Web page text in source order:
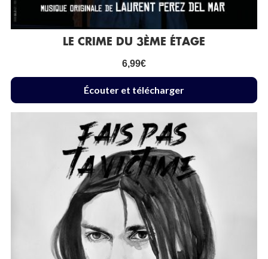
LE CRIME DU 3ÈME ÉTAGE
6,99€
Écouter et télécharger